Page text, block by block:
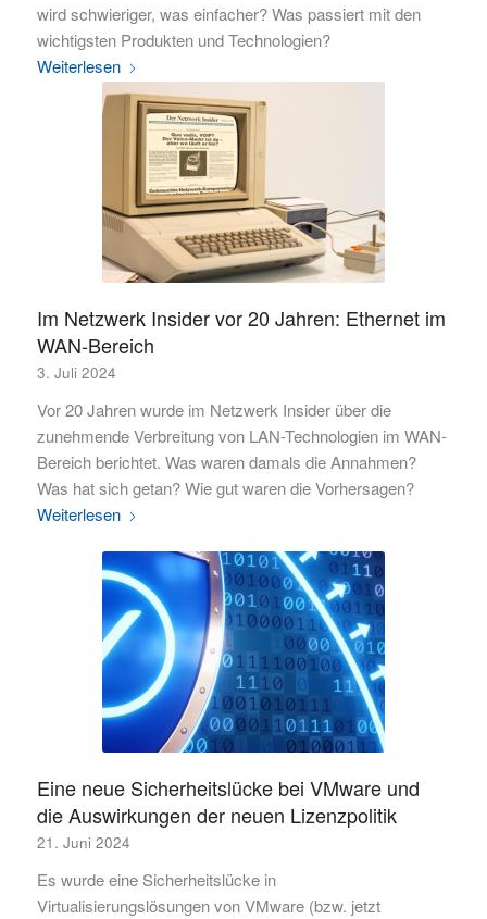
wird schwieriger, was einfacher? Was passiert mit den
wichtigsten Produkten und Technologien?
Weiterlesen
Im Netzwerk Insider vor 20 Jahren: Ethernet im
WAN-Bereich
3. Juli 2024
Vor 20 Jahren wurde im Netzwerk Insider über die
zunehmende Verbreitung von LAN-Technologien im WAN-
Bereich berichtet. Was waren damals die Annahmen?
Was hat sich getan? Wie gut waren die Vorhersagen?
Weiterlesen
Eine neue Sicherheitslücke bei VMware und
die Auswirkungen der neuen Lizenzpolitik
21. Juni 2024
Es wurde eine Sicherheitslücke in
Virtualisierungslösungen von VMware (bzw. jetzt